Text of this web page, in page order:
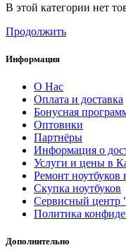
В этой категории нет
Продолжить
Информация
О Нас
Оплата и доставка
Бонусная
Оптовики
Партнёры
Информация о
Услуги и цены в
Ремонт ноутбуков
Скупка ноутбуков
Сервисный
Политика
Дополнительно